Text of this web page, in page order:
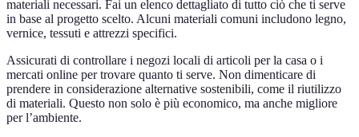
materiali necessari. Fai un elenco dettagliato di tutto ciò che ti serve
in base al progetto scelto. Alcuni materiali comuni includono legno,
vernice, tessuti e attrezzi specifici.
Assicurati di controllare i negozi locali di articoli per la casa o i
mercati online per trovare quanto ti serve. Non dimenticare di
prendere in considerazione alternative sostenibili, come il riutilizzo
di materiali. Questo non solo è più economico, ma anche migliore
per l’ambiente.